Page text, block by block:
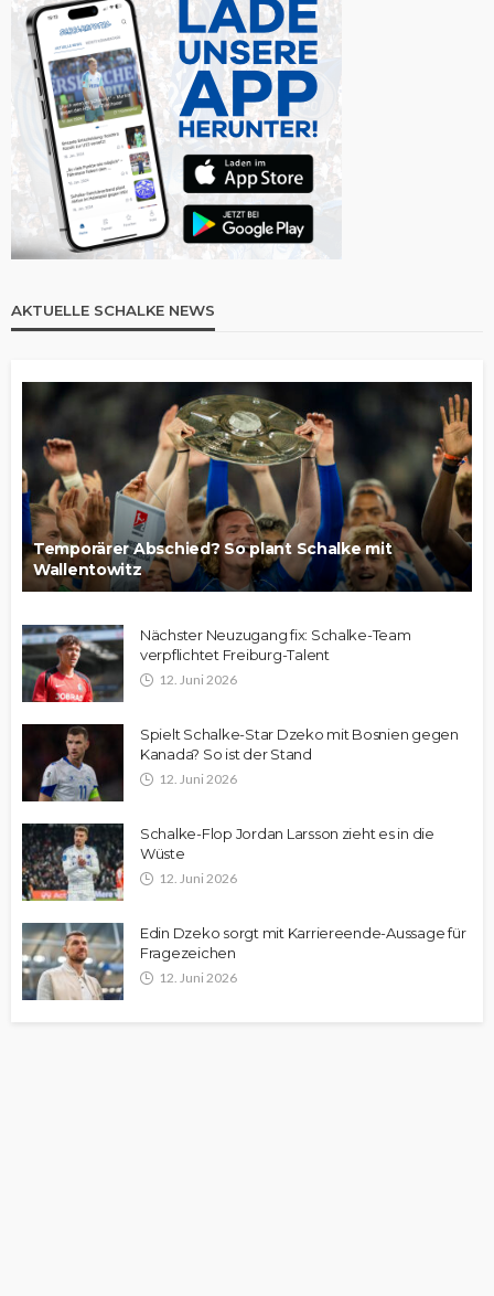
AKTUELLE SCHALKE NEWS
Temporärer Abschied? So plant Schalke mit
Wallentowitz
Nächster Neuzugang fix: Schalke-Team
verpflichtet Freiburg-Talent
12. Juni 2026
Spielt Schalke-Star Dzeko mit Bosnien gegen
Kanada? So ist der Stand
12. Juni 2026
Schalke-Flop Jordan Larsson zieht es in die
Wüste
12. Juni 2026
Edin Dzeko sorgt mit Karriereende-Aussage für
Fragezeichen
12. Juni 2026